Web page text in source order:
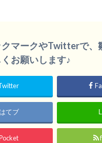
マークやTwitterで、
お願いします♪
はてブ